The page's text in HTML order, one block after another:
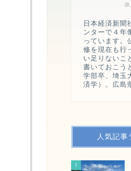
日本経済新聞
ンターで４年
っています。
修を現在も行
い足りないこ
書いておこう
学部卒、埼玉
済学）。広島
人気記事
1